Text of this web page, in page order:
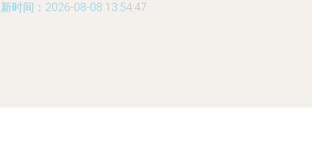
时间：2026-08-08 13:54:47